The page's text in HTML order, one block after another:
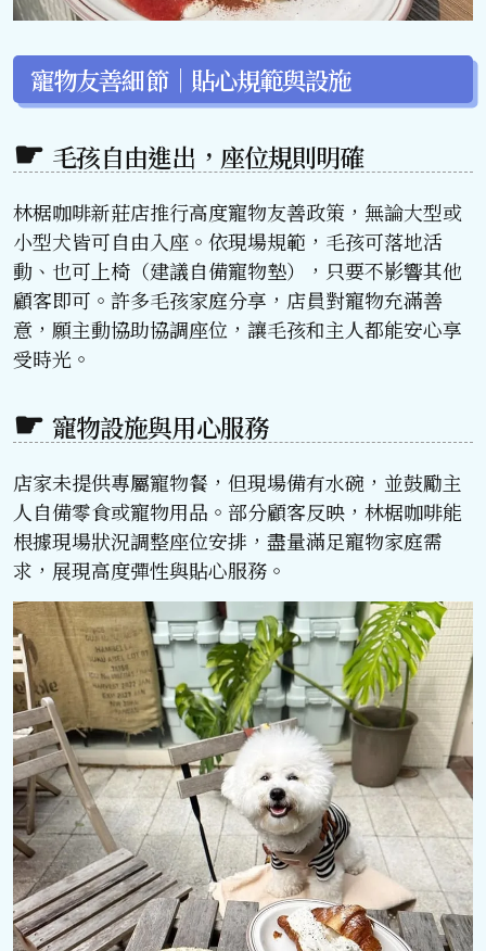
寵物友善細節｜貼心規範與設施
毛孩自由進出，座位規則明確
林椐咖啡新莊店推行高度寵物友善政策，無論大型或
小型犬皆可自由入座。依現場規範，毛孩可落地活
動、也可上椅（建議自備寵物墊），只要不影響其他
顧客即可。許多毛孩家庭分享，店員對寵物充滿善
意，願主動協助協調座位，讓毛孩和主人都能安心享
受時光。
寵物設施與用心服務
店家未提供專屬寵物餐，但現場備有水碗，並鼓勵主
人自備零食或寵物用品。部分顧客反映，林椐咖啡能
根據現場狀況調整座位安排，盡量滿足寵物家庭需
求，展現高度彈性與貼心服務。